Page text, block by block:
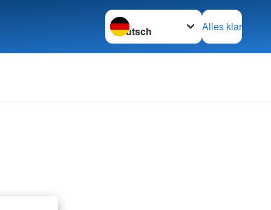
Sprache wechseln zu
Alles klar